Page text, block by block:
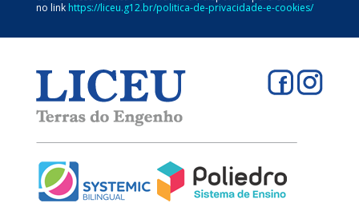
no link https://liceu.g12.br/politica-de-privacidade-e-cookies/